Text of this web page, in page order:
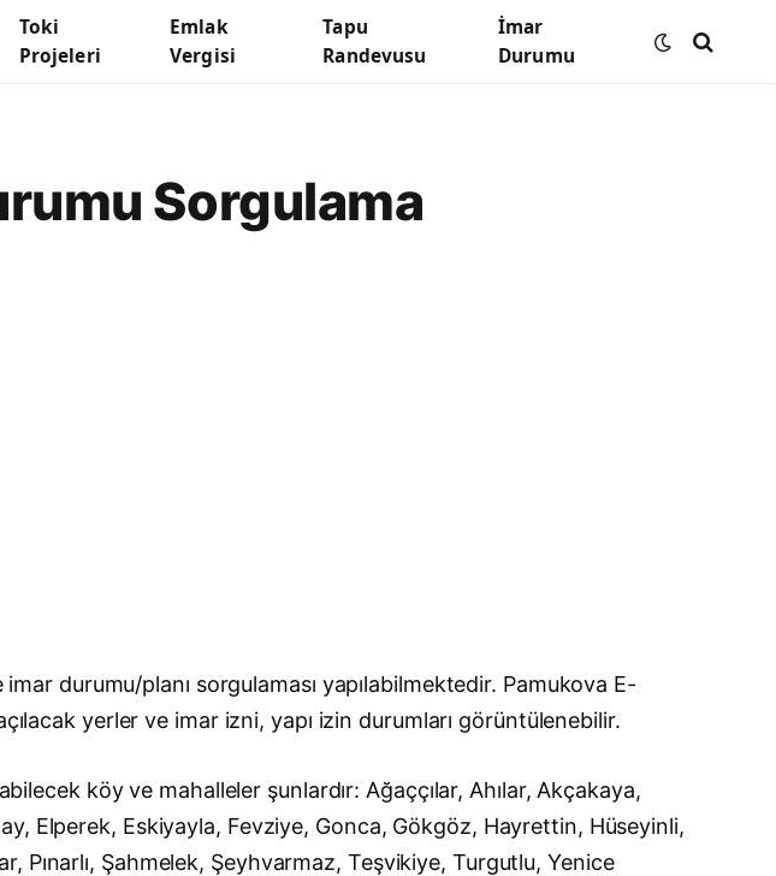
Toki
Projeleri
Emlak
Vergisi
Tapu
Randevusu
İmar
Durumu
Sorgulama
durumu/planı sorgulaması yapılabilmektedir. Pamukova E-
yerler ve imar izni, yapı izin durumları görüntülenebilir.
köy ve mahalleler şunlardır: Ağaççılar, Ahılar, Akçakaya,
Elperek, Eskiyayla, Fevziye, Gonca, Gökgöz, Hayrettin, Hüseyinli,
Pınarlı, Şahmelek, Şeyhvarmaz, Teşvikiye, Turgutlu, Yenice